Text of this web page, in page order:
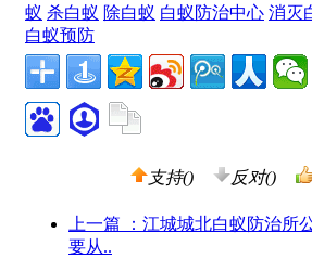
蚁 杀白蚁 除白蚁 白蚁防治中心 消灭
白蚁预防
支持() 反对()
上一篇
：江城城北白蚁防治所
要从..